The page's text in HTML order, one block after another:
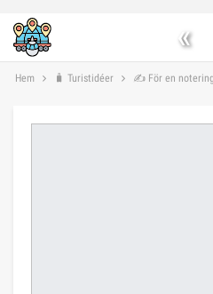
«
Hem 🧳 Turistidéer ✍ För en notering